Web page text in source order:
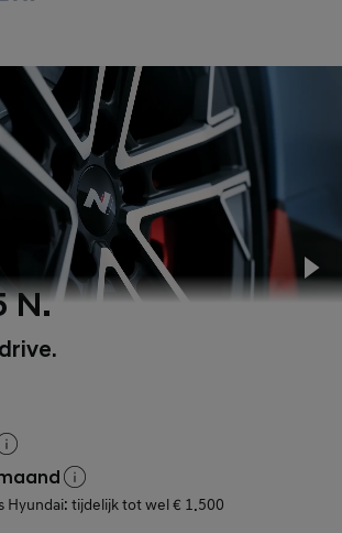
N.
Hyundai: tijdelijk tot wel € 1.500